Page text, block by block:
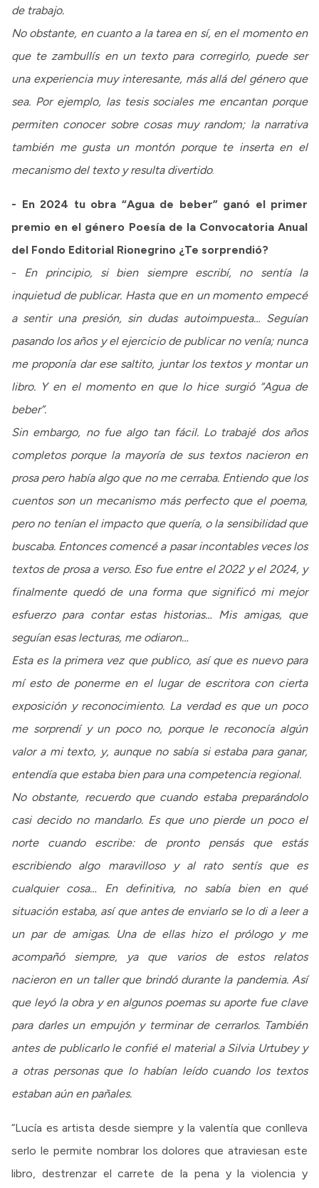
de trabajo.
No obstante, en cuanto a la tarea en sí, en el momento en
que te zambullís en un texto para corregirlo, puede ser
una experiencia muy interesante, más allá del género que
sea. Por ejemplo, las tesis sociales me encantan porque
permiten conocer sobre cosas muy random; la narrativa
también me gusta un montón porque te inserta en el
mecanismo del texto y resulta divertido.
- En 2024 tu obra “Agua de beber” ganó el primer
premio en el género Poesía de la Convocatoria Anual
del Fondo Editorial Rionegrino ¿Te sorprendió?
- En principio, si bien siempre escribí, no sentía la
inquietud de publicar. Hasta que en un momento empecé
a sentir una presión, sin dudas autoimpuesta… Seguían
pasando los años y el ejercicio de publicar no venía; nunca
me proponía dar ese saltito, juntar los textos y montar un
libro. Y en el momento en que lo hice surgió “Agua de
beber”.
Sin embargo, no fue algo tan fácil. Lo trabajé dos años
completos porque la mayoría de sus textos nacieron en
prosa pero había algo que no me cerraba. Entiendo que los
cuentos son un mecanismo más perfecto que el poema,
pero no tenían el impacto que quería, o la sensibilidad que
buscaba. Entonces comencé a pasar incontables veces los
textos de prosa a verso. Eso fue entre el 2022 y el 2024, y
finalmente quedó de una forma que significó mi mejor
esfuerzo para contar estas historias… Mis amigas, que
seguían esas lecturas, me odiaron…
Esta es la primera vez que publico, así que es nuevo para
mí esto de ponerme en el lugar de escritora con cierta
exposición y reconocimiento. La verdad es que un poco
me sorprendí y un poco no, porque le reconocía algún
valor a mi texto, y, aunque no sabía si estaba para ganar,
entendía que estaba bien para una competencia regional.
No obstante, recuerdo que cuando estaba preparándolo
casi decido no mandarlo. Es que uno pierde un poco el
norte cuando escribe: de pronto pensás que estás
escribiendo algo maravilloso y al rato sentís que es
cualquier cosa… En definitiva, no sabía bien en qué
situación estaba, así que antes de enviarlo se lo di a leer a
un par de amigas. Una de ellas hizo el prólogo y me
acompañó siempre, ya que varios de estos relatos
nacieron en un taller que brindó durante la pandemia. Así
que leyó la obra y en algunos poemas su aporte fue clave
para darles un empujón y terminar de cerrarlos. También
antes de publicarlo le confié el material a Silvia Urtubey y
a otras personas que lo habían leído cuando los textos
estaban aún en pañales.
“Lucía es artista desde siempre y la valentía que conlleva
serlo le permite nombrar los dolores que atraviesan este
libro, destrenzar el carrete de la pena y la violencia y